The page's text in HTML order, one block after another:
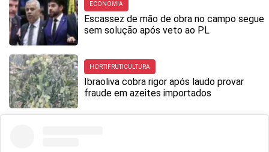
ECONOMIA
Escassez de mão de obra no campo segue
sem solução após veto ao PL
HORTIFRUTICULTURA
Ibraoliva cobra rigor após laudo provar
fraude em azeites importados